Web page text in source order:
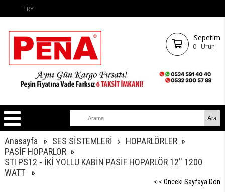
TRY
Sepetim
0 Ürün
Anasayfa SES SİSTEMLERİ
HOPARLÖRLER
PASİF HOPARLÖR
STI PS12 - İKİ YOLLU KABİN PASİF HOPARLÖR 12'' 1200
WATT
< < Önceki Sayfaya Dön